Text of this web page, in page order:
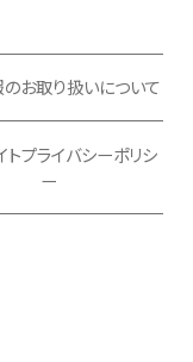
お取り扱いについて
トプライバシーポリシ
ー